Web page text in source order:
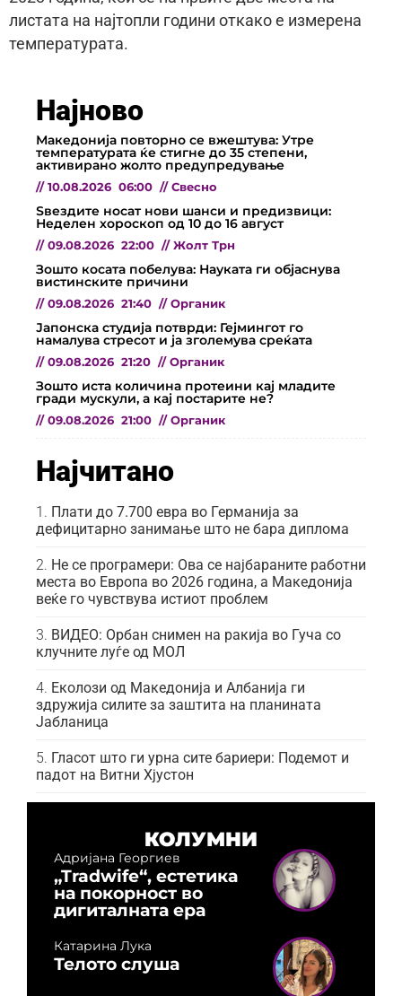
листата на најтопли години откако е измерена
температурата.
Најново
Македонија повторно се вжештува: Утре
температурата ќе стигне до 35 степени,
активирано жолто предупредување
// 10.08.2026 06:00 // Свесно
Ѕвездите носат нови шанси и предизвици:
Неделен хороскоп од 10 до 16 август
// 09.08.2026 22:00 // Жолт Трн
Зошто косата побелува: Науката ги објаснува
вистинските причини
// 09.08.2026 21:40 // Органик
Јапонска студија потврди: Гејмингот го
намалува стресот и ја зголемува среќата
// 09.08.2026 21:20 // Органик
Зошто иста количина протеини кај младите
гради мускули, а кај постарите не?
// 09.08.2026 21:00 // Органик
Најчитано
Плати до 7.700 евра во Германија за
дефицитарно занимање што не бара диплома
Не се програмери: Ова се најбараните работни
места во Европа во 2026 година, а Македонија
веќе го чувствува истиот проблем
ВИДЕО: Орбан снимен на ракија во Гуча со
клучните луѓе од МОЛ
Еколози од Македонија и Албанија ги
здружија силите за заштита на планината
Јабланица
Гласот што ги урна сите бариери: Подемот и
падот на Витни Хјустон
КОЛУМНИ
Адријана Георгиев
„Tradwife“, естетика
на покорност во
дигиталната ера
Катарина Лука
Телото слуша